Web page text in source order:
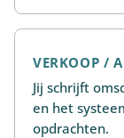
VERKOOP /
Jij schrijft
en het
opdrachten.